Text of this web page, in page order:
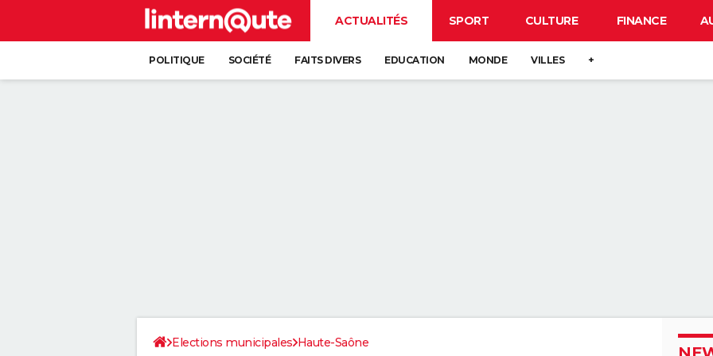
ACTUALITÉS SPORT CULTURE FINANCE
POLITIQUE SOCIÉTÉ FAITS DIVERS EDUCATION MONDE VILLES +
Elections municipales Haute-Saône